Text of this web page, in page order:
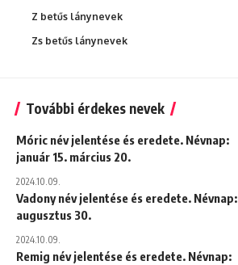
Z betűs lánynevek
Zs betűs lánynevek
További érdekes nevek
Móric név jelentése és eredete. Névnap:
január 15. március 20.
2024.10.09.
Vadony név jelentése és eredete. Névnap:
augusztus 30.
2024.10.09.
Remig név jelentése és eredete. Névnap: